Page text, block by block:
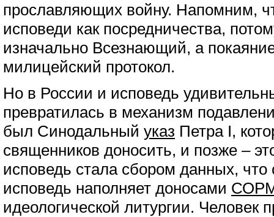
прославляющих войну. Напомним,
исповеди как посредничества,
изначально Всезнающий, а
милицейский протокол.
Но в России и исповедь
превратилась в механизм
был Синодальный указ Петра I,
священников доносить, и позже –
исповедь стала сбором данных,
исповедь наполняет доносами
идеологической литургии. Человек